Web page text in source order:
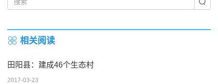
相关阅读
田阳县：建成46个生态村
2017-03-23